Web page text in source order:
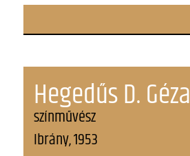
Hegedűs D. Géza
színművész
Ibrány, 1953